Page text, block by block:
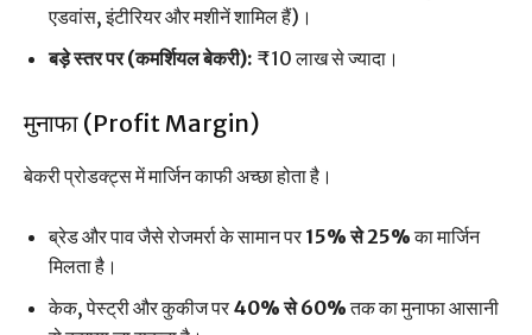
एडवांस, इंटीरियर और मशीनें शामिल हैं)।
बड़े स्तर पर (कमर्शियल बेकरी): ₹10 लाख से ज्यादा।
मुनाफा (Profit Margin)
बेकरी प्रोडक्ट्स में मार्जिन काफी अच्छा होता है।
ब्रेड और पाव जैसे रोजमर्रा के सामान पर 15% से 25%का मार्जिन
मिलता है।
केक, पेस्ट्री और कुकीज पर 40% से 60%तक का मुनाफा आसानी